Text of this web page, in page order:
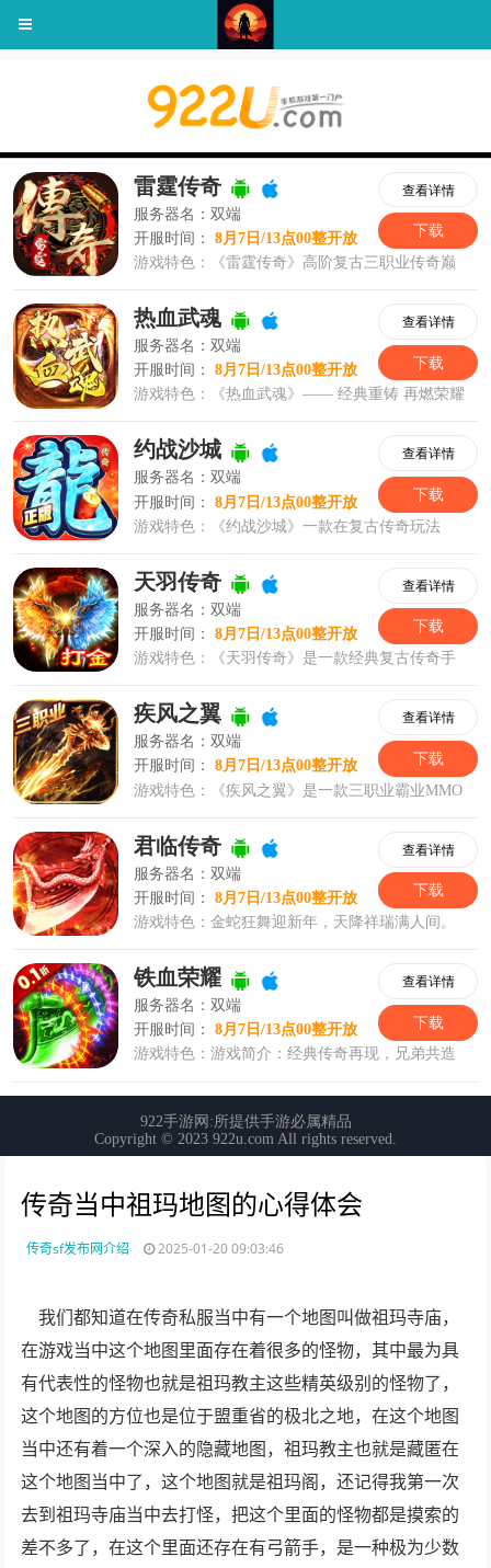
传奇当中祖玛地图的心得体会
传奇sf发布网介绍 2025-01-20 09:03:46
我们都知道在传奇私服当中有一个地图叫做祖玛寺庙，
在游戏当中这个地图里面存在着很多的怪物，其中最为具
有代表性的怪物也就是祖玛教主这些精英级别的怪物了，
这个地图的方位也是位于盟重省的极北之地，在这个地图
当中还有着一个深入的隐藏地图，祖玛教主也就是藏匿在
这个地图当中了，这个地图就是祖玛阁，还记得我第一次
去到祖玛寺庙当中去打怪，把这个里面的怪物都是摸索的
差不多了，在这个里面还存在有弓箭手，是一种极为少数